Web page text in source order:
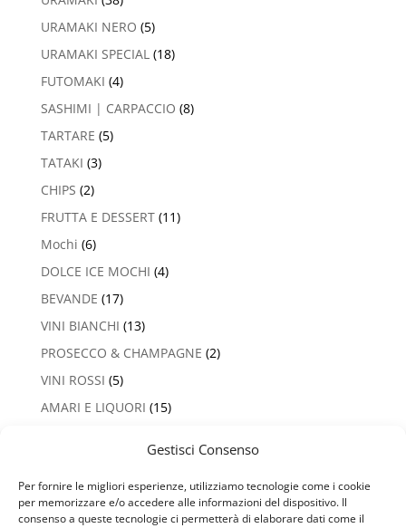
Gestisci Consenso
Per fornire le migliori esperienze, utilizziamo tecnologie come i cookie
per memorizzare e/o accedere alle informazioni del dispositivo. Il
consenso a queste tecnologie ci permetterà di elaborare dati come il
URAMAKI NERO (5)
URAMAKI SPECIAL (18)
FUTOMAKI (4)
SASHIMI | CARPACCIO (8)
TARTARE (5)
TATAKI (3)
CHIPS (2)
FRUTTA E DESSERT (11)
Mochi (6)
DOLCE ICE MOCHI (4)
BEVANDE (17)
VINI BIANCHI (13)
PROSECCO & CHAMPAGNE (2)
VINI ROSSI (5)
AMARI E LIQUORI (15)
Privacy Policy
Termini e Condizioni
Cookie Policy (UE)